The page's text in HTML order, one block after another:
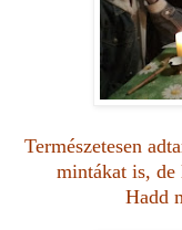
Természetesen
mintákat is,
Hadd